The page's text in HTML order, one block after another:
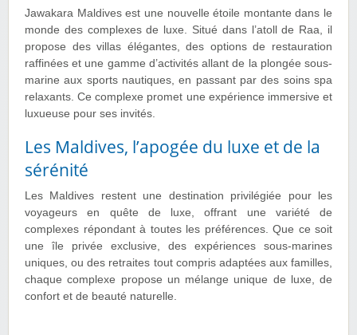
Jawakara Maldives est une nouvelle étoile montante dans le
monde des complexes de luxe. Situé dans l’atoll de Raa, il
propose des villas élégantes, des options de restauration
raffinées et une gamme d’activités allant de la plongée sous-
marine aux sports nautiques, en passant par des soins spa
relaxants. Ce complexe promet une expérience immersive et
luxueuse pour ses invités.
Les Maldives, l’apogée du luxe et de la
sérénité
Les Maldives restent une destination privilégiée pour les
voyageurs en quête de luxe, offrant une variété de
complexes répondant à toutes les préférences. Que ce soit
une île privée exclusive, des expériences sous-marines
uniques, ou des retraites tout compris adaptées aux familles,
chaque complexe propose un mélange unique de luxe, de
confort et de beauté naturelle.